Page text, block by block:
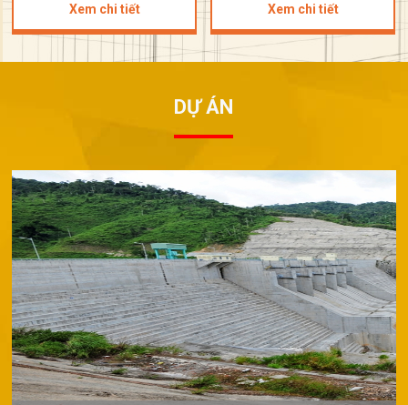
Xem chi tiết Xem chi tiết
DỰ ÁN